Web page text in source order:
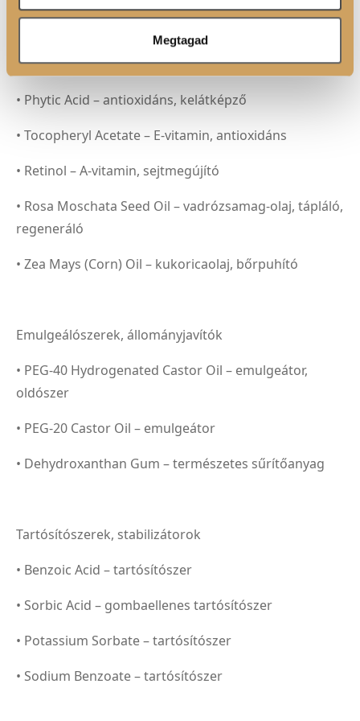
Megtagad
• Biotin – H-vitamin, a haj és fejbőr egészségéért
• Inositol – sejtfalalkotó, hajnövekedést támogató
hatás
• Phytic Acid – antioxidáns, kelátképző
• Tocopheryl Acetate – E-vitamin, antioxidáns
• Retinol – A-vitamin, sejtmegújító
• Rosa Moschata Seed Oil – vadrózsamag-olaj, tápláló,
regeneráló
• Zea Mays (Corn) Oil – kukoricaolaj, bőrpuhító
Emulgeálószerek, állományjavítók
• PEG-40 Hydrogenated Castor Oil – emulgeátor,
oldószer
• PEG-20 Castor Oil – emulgeátor
• Dehydroxanthan Gum – természetes sűrítőanyag
Tartósítószerek, stabilizátorok
• Benzoic Acid – tartósítószer
• Sorbic Acid – gombaellenes tartósítószer
• Potassium Sorbate – tartósítószer
• Sodium Benzoate – tartósítószer